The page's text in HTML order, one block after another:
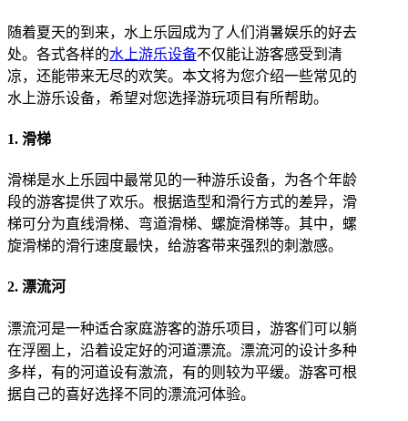
随着夏天的到来，水上乐园成为了人们消暑娱乐的好去
处。各式各样的水上游乐设备不仅能让游客感受到清
凉，还能带来无尽的欢笑。本文将为您介绍一些常见的
水上游乐设备，希望对您选择游玩项目有所帮助。
1. 滑梯
滑梯是水上乐园中最常见的一种游乐设备，为各个年龄
段的游客提供了欢乐。根据造型和滑行方式的差异，滑
梯可分为直线滑梯、弯道滑梯、螺旋滑梯等。其中，螺
旋滑梯的滑行速度最快，给游客带来强烈的刺激感。
2. 漂流河
漂流河是一种适合家庭游客的游乐项目，游客们可以躺
在浮圈上，沿着设定好的河道漂流。漂流河的设计多种
多样，有的河道设有激流，有的则较为平缓。游客可根
据自己的喜好选择不同的漂流河体验。